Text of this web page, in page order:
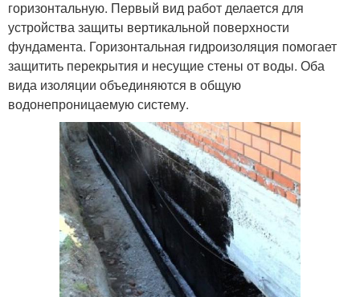
горизонтальную. Первый вид работ делается для
устройства защиты вертикальной поверхности
фундамента. Горизонтальная гидроизоляция помогает
защитить перекрытия и несущие стены от воды. Оба
вида изоляции объединяются в общую
водонепроницаемую систему.